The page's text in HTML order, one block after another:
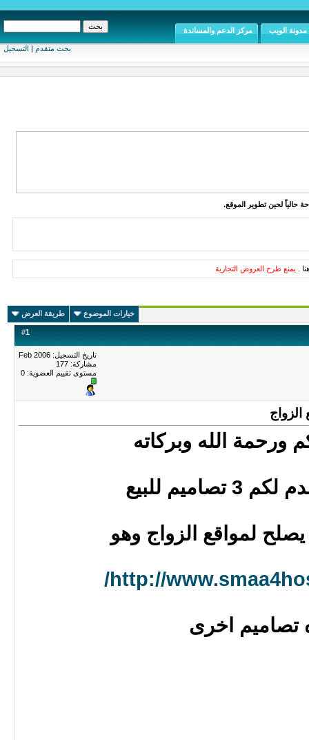
بحث متقدم | التسجيل
مدونة الويب مركز الدعم والمساندة
حالياً لحين تطوير الموقع.
. يمنع طرح العروض التجارية
خيارات الموضوع طريقة العرض
#1
تاريخ التسجيل: Feb 2006
مشاركة: 177
مستوى تقييم العضوية: 0
ورحمة الله وبركاته
للبيع
لمواقع الزواج وهو
http://
تصاميم اخرى